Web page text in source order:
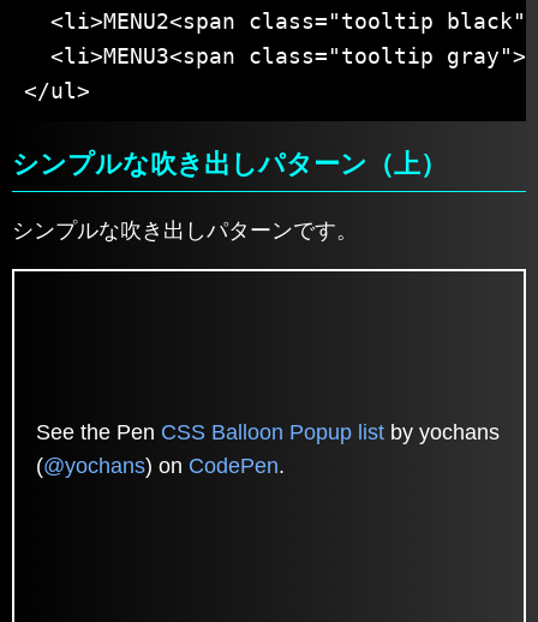
<li>MENU2<span class="tooltip
<li>MENU3<span class="tooltip
</ul>
シンプルな吹き出しパターン（上）
シンプルな吹き出しパターンです。
See the Pen CSS Balloon Popup list by yochans
(@yochans) on CodePen.